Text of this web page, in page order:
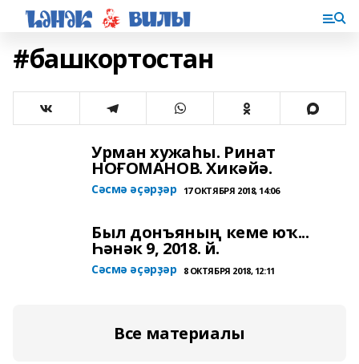
#башкортостан
Урман хужаһы. Ринат
НОҒОМАНОВ. Хикәйә.
Сәсмә әҫәрҙәр 17 ОКТЯБРЯ 2018, 14:06
Был донъяның кеме юҡ...
Һәнәк 9, 2018. й.
Сәсмә әҫәрҙәр 8 ОКТЯБРЯ 2018, 12:11
Все материалы